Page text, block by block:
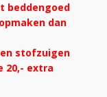
beddengoed
dan
stofzuigen
20,- extra